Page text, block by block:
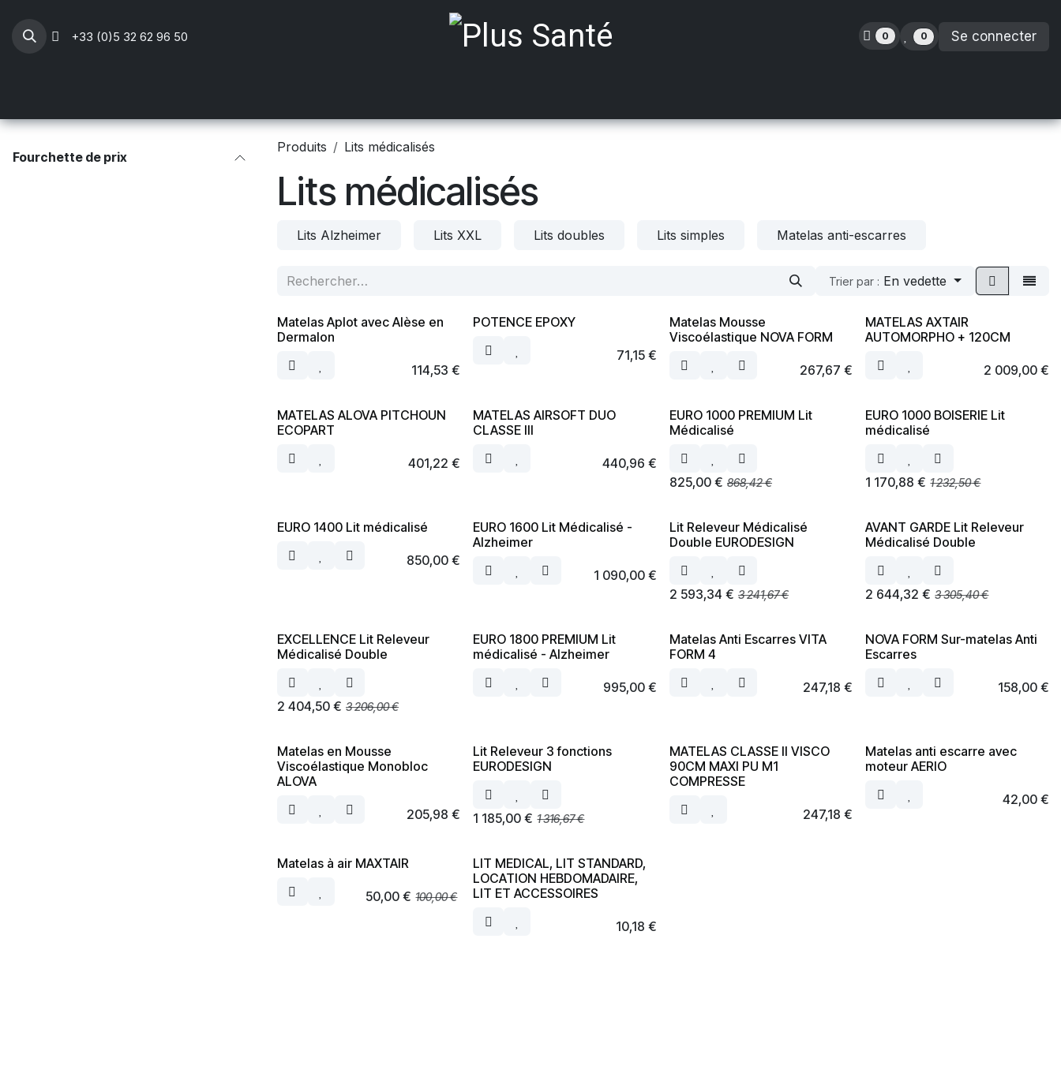
+33 (0)5 32 62 96 50 0 0 Se connecter
Fourchette de prix
Produits Lits médicalisés
Lits médicalisés
Lits Alzheimer Lits XXL Lits doubles Lits simples Matelas anti-escarres
Trier par : En vedette
Matelas Aplot avec Alèse en
Dermalon
114,53 €
POTENCE EPOXY
71,15€
Matelas Mousse
Viscoélastique NOVA FORM
267,67 €
MATELAS AXTAIR
AUTOMORPHO + 120CM
2 009,00€
MATELAS ALOVA PITCHOUN
ECOPART
401,22 €
MATELAS AIRSOFT DUO
CLASSE III
440,96 €
EURO 1000 PREMIUM Lit
Médicalisé
825,00€ 868,42€
EURO 1000 BOISERIE Lit
médicalisé
1 170,88 € 1 232,50€
EURO 1400 Lit médicalisé
850,00 €
EURO 1600 Lit Médicalisé -
Alzheimer
1 090,00€
Lit Releveur Médicalisé
Double EURODESIGN
2 593,34 € 3 241,67€
AVANT GARDE Lit Releveur
Médicalisé Double
2 644,32 € 3 305,40€
EXCELLENCE Lit Releveur
Médicalisé Double
2 404,50 € 3 206,00€
EURO 1800 PREMIUM Lit
médicalisé - Alzheimer
995,00€
Matelas Anti Escarres VITA
FORM 4
247,18 €
NOVA FORM Sur-matelas Anti
Escarres
158,00€
Matelas en Mousse
Viscoélastique Monobloc
ALOVA
205,98 €
Lit Releveur 3 fonctions
EURODESIGN
1 185,00 € 1 316,67€
MATELAS CLASSE II VISCO
90CM MAXI PU M1
COMPRESSE
247,18 €
Matelas anti escarre avec
moteur AERIO
42,00€
Matelas à air MAXTAIR
50,00 € 100,00€
LIT MEDICAL, LIT STANDARD,
LOCATION HEBDOMADAIRE,
LIT ET ACCESSOIRES
10,18 €